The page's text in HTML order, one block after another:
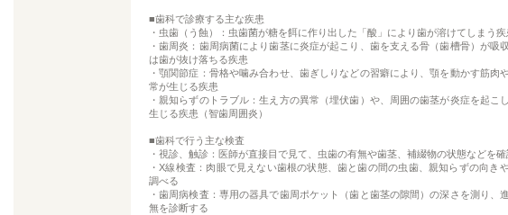
■歯科で診療する主な疾患
・虫歯（う蝕）：虫歯菌が糖を餌に作り出した「酸」により歯が溶けてしまう疾
・歯周炎：歯周病菌により歯茎に炎症が起こり、歯を支える骨（歯槽骨）が吸
は歯が抜け落ちる疾患
・顎関節症：骨格や噛み合わせ、歯ぎしりなどの習癖により、顎を動かす筋肉
常が生じる疾患
・親知らずのトラブル：生え方の異常（埋伏歯）や、周囲の歯茎が炎症を起こ
生じる疾患（智歯周囲炎）
■歯科で行う主な検査
・視診、触診：医師が直接目で見て、虫歯の有無や歯茎、補綴物の状態などを
・X線検査：肉眼で見えない歯根の状態、歯と歯の間の虫歯、親知らずの向き
調べる
・歯周病検査：専用の器具で歯周ポケット（歯と歯茎の隙間）の深さを測り、
無を診断する